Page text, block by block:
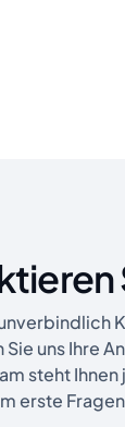
Sie uns Ihre
steht
erste